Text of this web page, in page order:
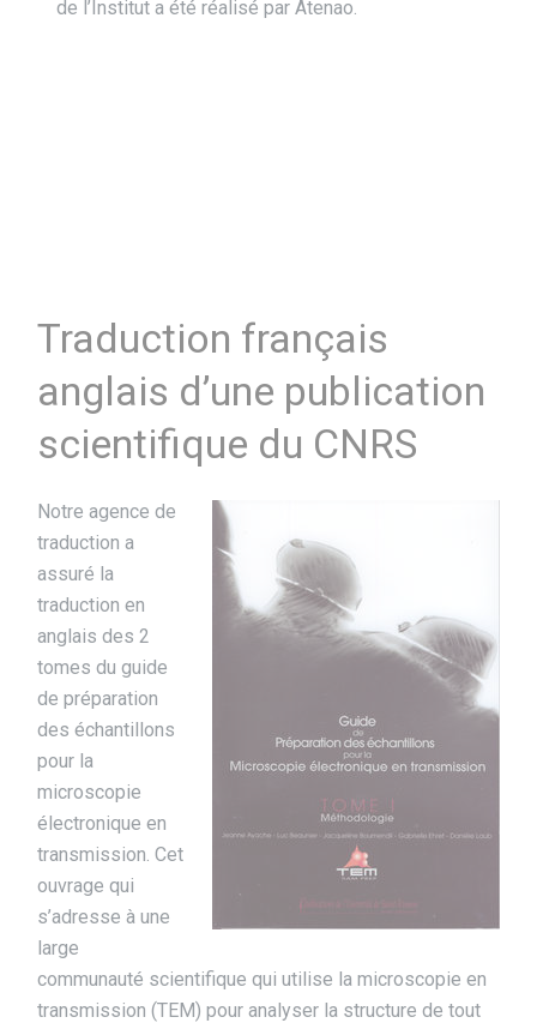
de l’Institut a été réalisé par Atenao.
Traduction français
anglais d’une publication
scientifique du CNRS
Notre agence de
traduction a
assuré la
traduction en
anglais des 2
tomes du guide
de préparation
des échantillons
pour la
microscopie
électronique en
transmission. Cet
ouvrage qui
s’adresse à une
large
communauté scientifique qui utilise la microscopie en
transmission (TEM) pour analyser la structure de tout